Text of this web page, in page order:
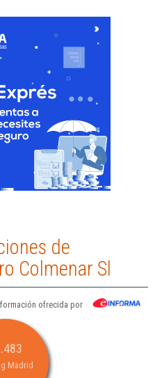
de
Colmenar Sl
ofrecida por
Madrid